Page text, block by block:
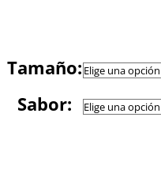
Tamaño:
Sabor: